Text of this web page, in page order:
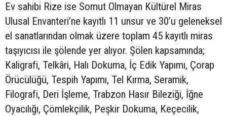
Ev sahibi Rize ise Somut Olmayan Kültürel Miras
Ulusal Envanteri’ne kayıtlı 11 unsur ve 30’u geleneksel
el sanatlarından olmak üzere toplam 45 kayıtlı miras
taşıyıcısı ile şölende yer alıyor. Şölen kapsamında;
Kaligrafi, Telkâri, Halı Dokuma, İç Edik Yapımı, Çorap
Örücülüğü, Tespih Yapımı, Tel Kırma, Seramik,
Filografi, Deri İşleme, Trabzon Hasır Bileziği, İğne
Oyacılığı, Çömlekçilik, Peşkir Dokuma, Keçecilik,